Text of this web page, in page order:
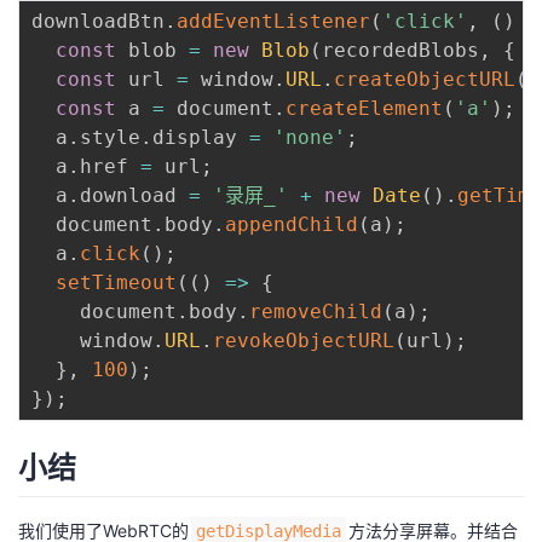
downloadBtn . addEventListener ( 'click' , ( )
const
blob = new Blob ( recordedBlobs , {
const
url = window. URL . createObjectURL (
const
a = document . createElement ( 'a' ) ;
  a
. style . display = 'none' ;
  a
. href = url ;
  a
. download = '录屏_' + new Date ( ) . getTime
  document
. body . appendChild ( a ) ;
  a
. click ( ) ;
setTimeout ( ( ) =>
{
    document
. body . removeChild ( a ) ;
    window
. URL . revokeObjectURL ( url ) ;
} , 100 ) ;
} ) ;
小结
我们使用了WebRTC的 getDisplayMedia 方法分享屏幕。并结合